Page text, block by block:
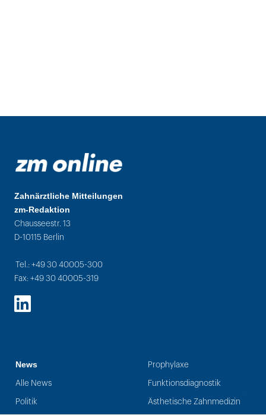
Zahnärztliche Mitteilungen
zm-Redaktion
Chausseestr. 13
D-10115 Berlin
Tel.: +49 30 40005-300
Fax: +49 30 40005-319
LinkedIn
News
Alle News
Politik
Prophylaxe
Funktionsdiagnostik
Ästhetische Zahnmedizin